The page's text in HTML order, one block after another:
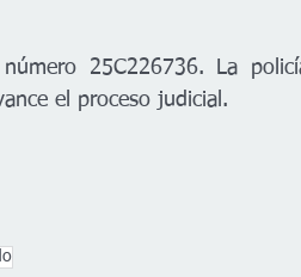
25C226736. La
el proceso judicial.